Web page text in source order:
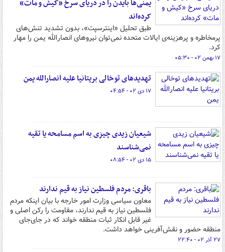
یمنی‌ها بایدن را در دریای سرخ «کیش و مات»
کرده‌اند
طبق تحلیل «اینترسپت»، بدون تشدید تنش‌های
پرمخاطره و پرهزینه‌ی ایالات متحده نمی‌توان نیروهای انصارالله یمن را مهار
کرد.
۱۷ بهمن ۰۲ - ۰۵:۳۰
تهدیدهای توخالی بریتانیا علیه انصارالله یمن
۱۷ دی ۰۲ - ۰۴:۵۴
شیعیان زیدی چیزی به اسم مسامحه یا تقیه
نمی‌شناسند
۱۵ دی ۰۲ - ۰۸:۵۴
باقری:‌ مردم فلسطین نیاز به قیم ندارند
معاون سیاسی وزارت امور خارجه با بیان اینکه مردم
فلسطین نیاز به قیم ندارند، مقاومت را رکن اصلی و
غیر قابل انکار ثبات منطقه خواند که در جای‌جای
منطقه حضور و نقش‌آفرینی خواهد داشت.
۲۷ آذر ۰۲ - ۲۲:۴۰